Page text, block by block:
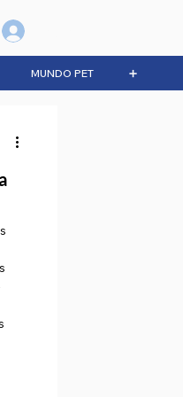
MUNDO PET ➕